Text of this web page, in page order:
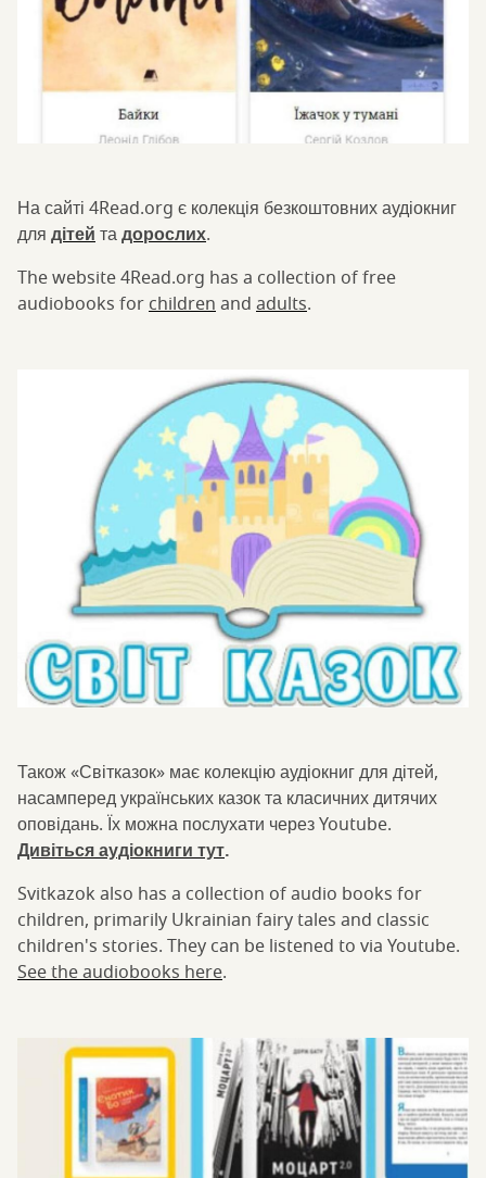
На сайті 4Read.org є колекція безкоштовних аудіокниг
для дітей тадорослих.
The website 4Read.org has a collection of free
audiobooks for children and adults.
Також «Світказок» має колекцію аудіокниг для дітей,
насамперед українських казок та класичних дитячих
оповідань. Їх можна послухати через Youtube.
Дивіться аудіокниги тут.
Svitkazok also has a collection of audio books for
children, primarily Ukrainian fairy tales and classic
children's stories. They can be listened to via Youtube.
See the audiobooks here.